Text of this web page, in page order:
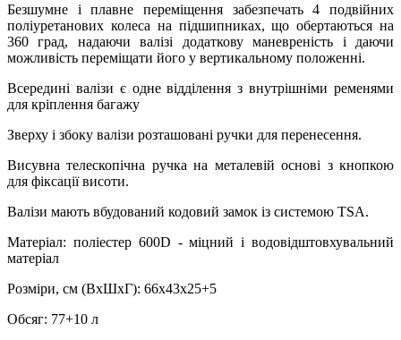
Безшумне і плавне переміщення забезпечать 4 подвійних
поліуретанових колеса на підшипниках, що обертаються на
360 град, надаючи валізі додаткову маневреність і даючи
можливість переміщати його у вертикальному положенні.
Всередині валізи є одне відділення з внутрішніми ременями
для кріплення багажу
Зверху і збоку валізи розташовані ручки для перенесення.
Висувна телескопічна ручка на металевій основі з кнопкою
для фіксації висоти.
Валізи мають вбудований кодовий замок із системою TSA.
Матеріал: поліестер 600D - міцний і водовідштовхувальний
матеріал
Розміри, см (ВхШхГ): 66х43х25+5
Обсяг: 77+10 л